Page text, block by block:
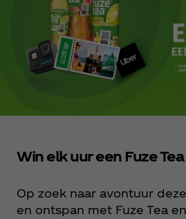
Win elk uur een Fuze
Op zoek naar avontuur
en ontspan met Fuze Tea